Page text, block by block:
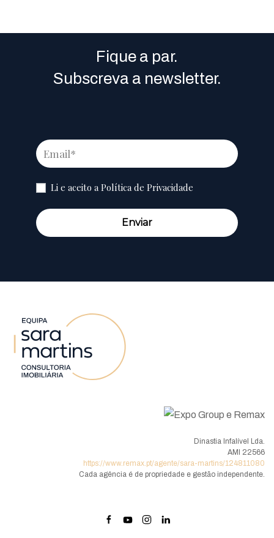
Fique a par.
Subscreva a newsletter.
Li e aceito aPolítica de Privacidade
Enviar
Dinastia Infalível Lda.
AMI 22566
https://www.remax.pt/agente/sara-martins/124811080
Cada agência é de propriedade e gestão independente.